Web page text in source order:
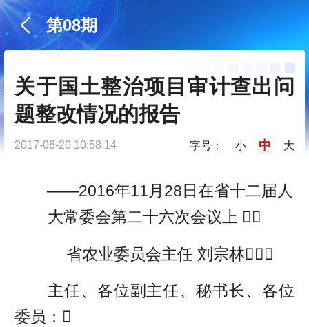
第08期
关于国土整治项目审计查出问
题整改情况的报告
2017-06-20 10:58:14 字号： 小 中 大
——2016年11月28日在省十二届人
大常委会第二十六次会议上 
省农业委员会主任 刘宗林
主任、各位副主任、秘书长、各位
委员：